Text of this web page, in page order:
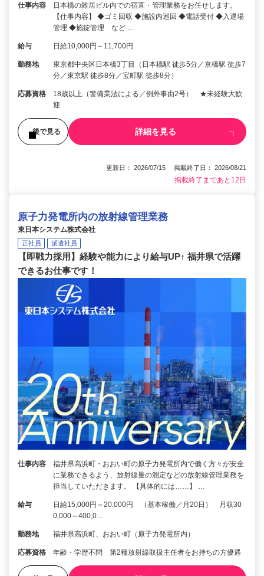
仕事内容
日本橋の雑居ビル内での宿直・管理業務をお任せします。
【仕事内容】 ◆ゴミ回収 ◆施設内巡回 ◆電話受付 ◆入退場
管理 ◆施錠管理 など …
給与 日給10,000円～11,700円
勤務地
東京都中央区日本橋3丁目（日本橋駅 徒歩5分／京橋駅 徒歩7
分／東京駅 徒歩8分／宝町駅 徒歩8分）
応募資格
18歳以上（警備業法による／例外事由2号） ★未経験大歓
迎
後で見る 詳細を見る
更新日： 2026/07/15 掲載終了日： 2026/08/21
掲載終了まであと12日
原子力発電所内の放射線管理業務
東日本システム株式会社
正社員 派遣社員
【即戦力採用】経験や能力により給与UP↑ 福井県で活躍
できるお仕事です！
仕事内容
福井県高浜町・おおい町の原子力発電所内で働く方々が安全
に業務できるよう、放射線量の測定などの放射線管理業務を
担当していただきます。 【具体的には……】 …
給与
日給15,000円～20,000円 （基本稼働／月20日） 月収30
0,000～400,0…
勤務地 福井県高浜町、おおい町（原子力発電所内）
応募資格 年齢・学歴不問 第2種放射線取扱主任者をお持ちの方優遇